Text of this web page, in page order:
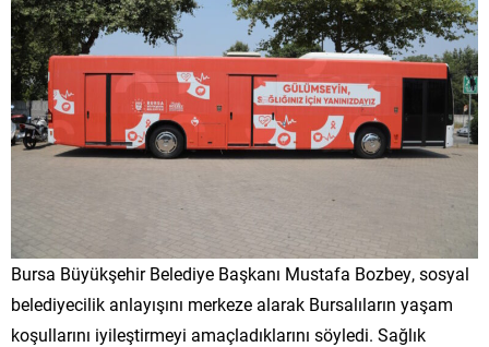
Bursa Büyükşehir Belediye Başkanı Mustafa Bozbey, sosyal
belediyecilik anlayışını merkeze alarak Bursalıların yaşam
koşullarını iyileştirmeyi amaçladıklarını söyledi. Sağlık